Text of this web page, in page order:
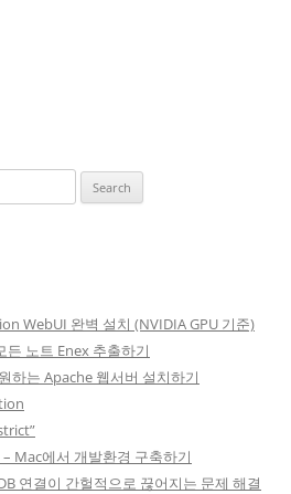
WebUI 완벽 설치 (NVIDIA GPU 기준)
노트 Enex 추출하기
하는 Apache 웹서버 설치하기
Mac에서 개발환경 구축하기
연결이 간헐적으로 끊어지는 문제 해결